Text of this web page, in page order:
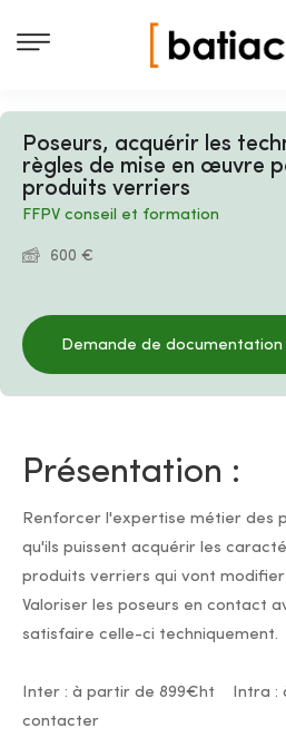
Poseurs, acquérir les techniques et
règles de mise en œuvre
produits verriers
FFPV conseil et formation
600 €
Demande de documentation
Présentation :
Renforcer l'expertise métier des
qu'ils puissent acquérir les
produits verriers qui vont
Valoriser les poseurs en contact
satisfaire celle-ci techniquement.
Inter : à partir de 899€ht Intra :
contacter